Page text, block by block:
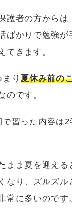
護者の方からは
ばかりで勉強が
てきます。
まり夏休み前の
のです。
習った内容は
まま夏を迎える
なり、ズルズル
常に多いのです